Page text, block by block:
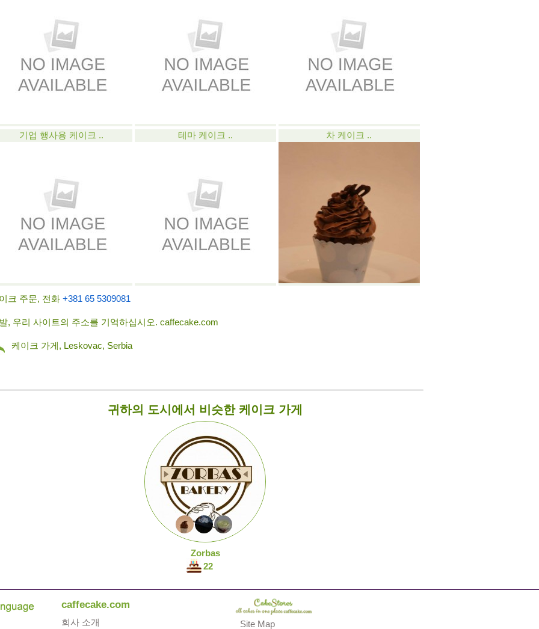
기업 행사용 케이크 .. 테마 케이크 .. 차 케이크 ..
크 주문, 전화 +381 65 5309081
, 우리 사이트의 주소를 기억하십시오. caffecake.com
케이크 가게, Leskovac, Serbia
귀하의 도시에서 비슷한 케이크 가게
Zorbas
22
caffecake.com
회사 소개
Site Map